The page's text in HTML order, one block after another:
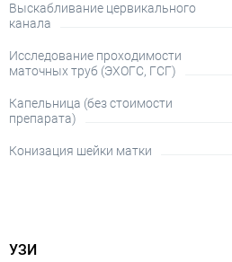
Выскабливание цервикального
канала
Исследование проходимости
маточных труб (ЭХОГС, ГСГ)
Капельница (без стоимости
препарата)
Конизация шейки матки
УЗИ